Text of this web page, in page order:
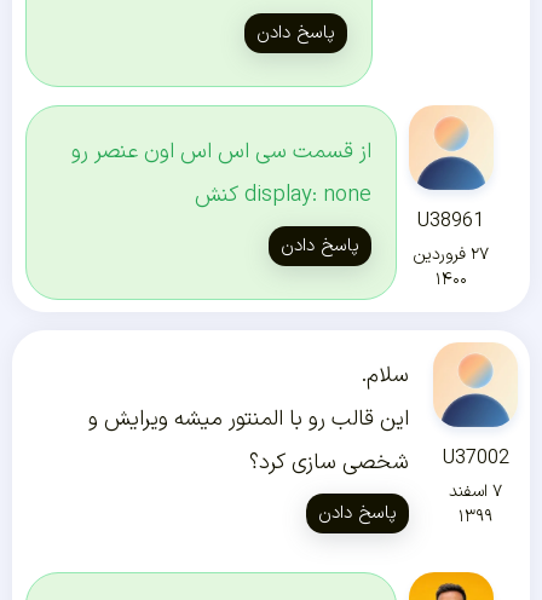
پاسخ دادن
U38961
۲۷ فروردین
۱۴۰۰
از قسمت سی اس اس اون عنصر رو
display: none کنش
پاسخ دادن
U37002
۷ اسفند
۱۳۹۹
سلام.
این قالب رو با المنتور میشه ویرایش و
شخصی سازی کرد؟
پاسخ دادن